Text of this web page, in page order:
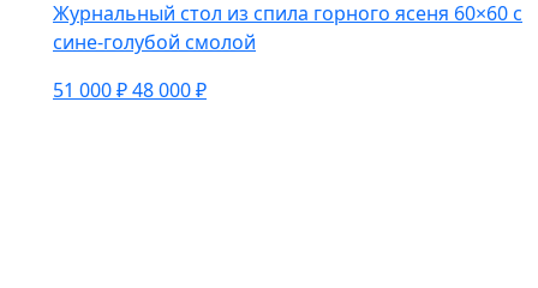
Журнальный стол из спила горного ясеня 60×60 с
сине-голубой смолой
51 000 ₽48 000 ₽